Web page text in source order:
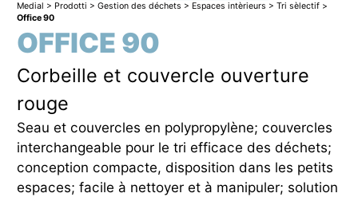
Medial > Prodotti > Gestion des déchets > Espaces intèrieurs > Tri sèlectif>
Office 90
OFFICE 90
Corbeille et couvercle ouverture
rouge
Seau et couvercles en polypropylène; couvercles
interchangeable pour le tri efficace des déchets;
conception compacte, disposition dans les petits
espaces; facile à nettoyer et à manipuler; solution